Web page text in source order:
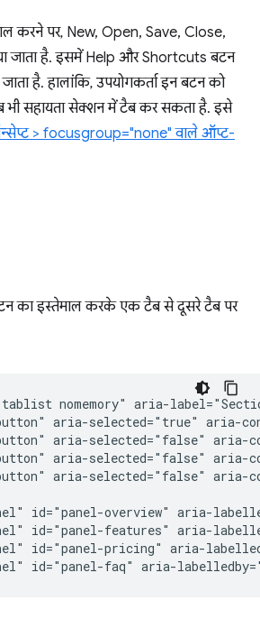
करने पर, New, Open, Save, Close,
जाता है. इसमें Help और Shortcuts बटन
है. हालांकि, उपयोगकर्ता इन बटन को
सहायता सेक्शन में टैब कर सकता है. इसे
> focusgroup="none" वाले ऑप्ट-
का इस्तेमाल करके एक टैब से दूसरे टैब पर
nomemory" aria-
aria-selected="true" aria-
aria-selected="false"
aria-selected="false"
aria-selected="false"
id="panel-overview" aria-
id="panel-features" aria-
id="panel-pricing" aria-